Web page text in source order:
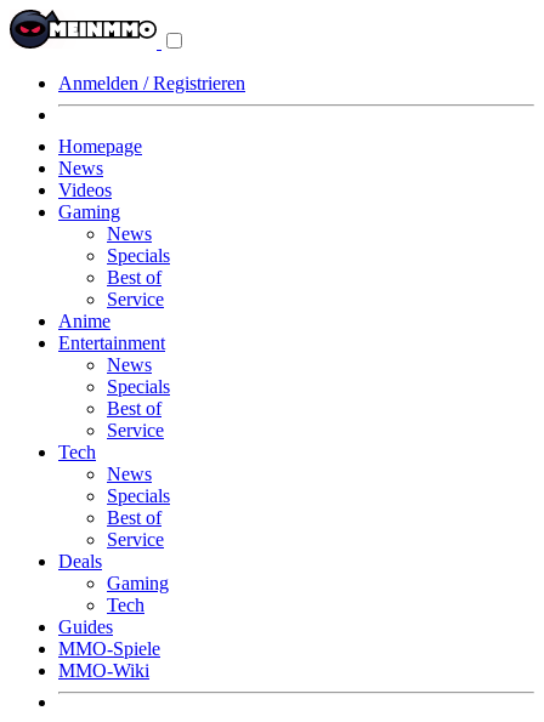
Anmelden / Registrieren
Homepage
News
Videos
Gaming
News
Specials
Best of
Service
Anime
Entertainment
News
Specials
Best of
Service
Tech
News
Specials
Best of
Service
Deals
Gaming
Tech
Guides
MMO-Spiele
MMO-Wiki